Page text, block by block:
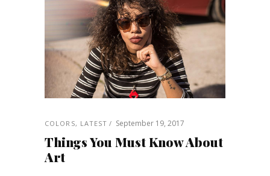
COLORS, LATEST September 19, 2017
Things You Must Know About
Art